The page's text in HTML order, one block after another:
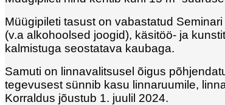
Müügipileti tasust on vabastatud
(v.a alkohoolsed joogid), käsitöö- ja
kalmistuga seostatava kaubaga.
Samuti on linnavalitsusel õigus
tegevusest sünnib kasu linnaruumile,
Korraldus jõustub 1. juulil 2024.